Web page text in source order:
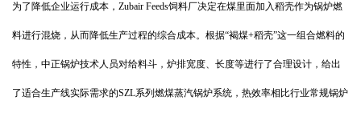
为了降低企业运行成本，Zubair Feeds饲料厂决定在煤里面加入稻壳作为锅炉燃
料进行混烧，从而降低生产过程的综合成本。根据“褐煤+稻壳”这一组合燃料的
特性，中正锅炉技术人员对给料斗，炉排宽度、长度等进行了合理设计，给出
了适合生产线实际需求的SZL系列燃煤蒸汽锅炉系统，热效率相比行业常规锅炉